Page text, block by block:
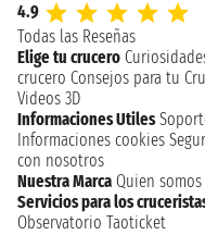
4.9
Todas las Reseñas
Elige tu crucero
crucero Consejos para tu
Videos 3D
Informaciones Utiles
Informaciones cookies
con nosotros
Nuestra Marca Quien somos
Servicios para los
Observatorio Taoticket